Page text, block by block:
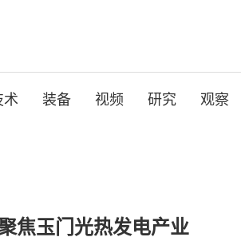
装备 视频 研究 观察
焦玉门光热发电产业